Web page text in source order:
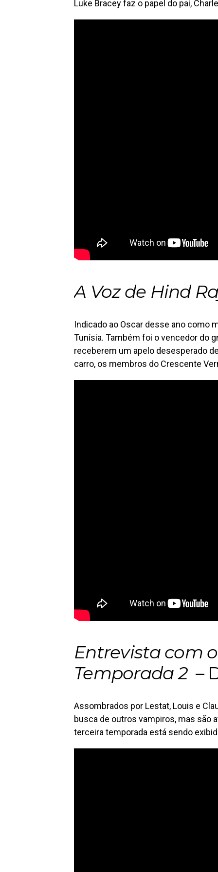
Luke Bracey faz o papel do pai,
A Voz de Hind
Indicado ao Oscar desse ano como
Tunísia. Também foi o vencedor do
receberem um apelo desesperado
carro, os membros do Crescente
Entrevista com
Temporada 2 –
Assombrados por Lestat, Louis e
busca de outros vampiros, mas são
terceira temporada está sendo